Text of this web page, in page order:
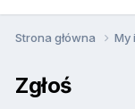
Strona główna My
Zgłoś